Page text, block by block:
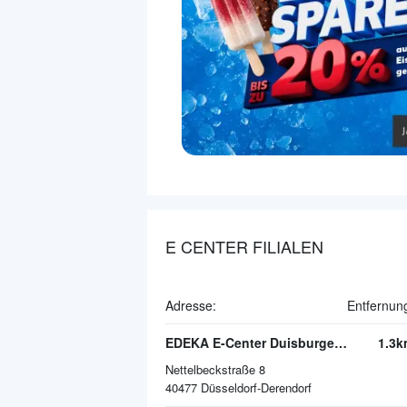
E CENTER FILIALEN
Adresse:
EDEKA E-Center Duisburger Straße
Nettelbeckstraße 8
40477 Düsseldorf-Derendorf